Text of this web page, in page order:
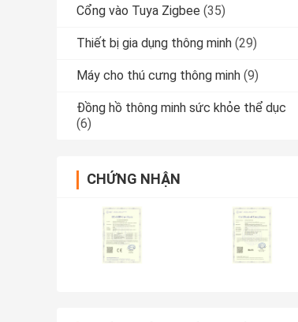
Cổng vào Tuya Zigbee (35)
Thiết bị gia dụng thông minh (29)
Máy cho thú cưng thông minh (9)
Đồng hồ thông minh sức khỏe thể dục
(6)
CHỨNG NHẬN